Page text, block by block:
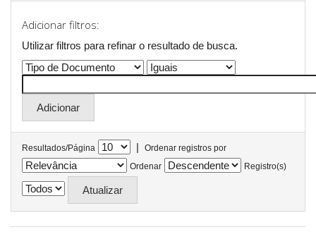
Adicionar filtros:
Utilizar filtros para refinar o resultado de busca.
Resultados/Página |
Ordenar registros por
Ordenar
Registro(s)